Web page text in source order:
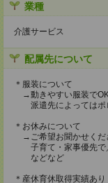
業種
介護サービス
配属先について
＊服装について
→動きやすい服装で
派遣先によってはポ
＊お休みについて
→ご希望お聞かせくだ
子育て・家事優先で
などなど
＊産休育休取得実績あり